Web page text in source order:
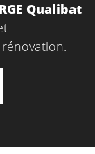
RGE Qualibat